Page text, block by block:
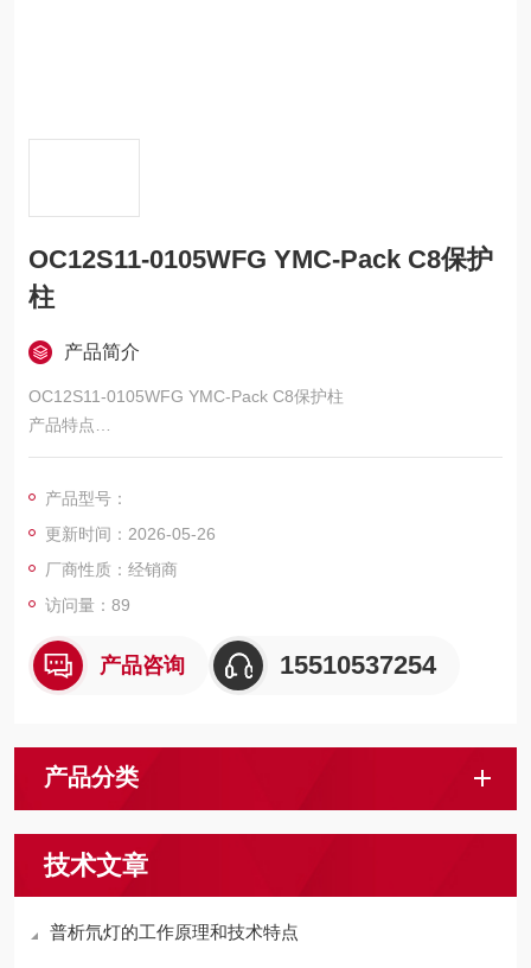
OC12S11-0105WFG YMC-Pack C8保护
柱
产品简介
OC12S11-0105WFG YMC-Pack C8保护柱
产品特点
1. 固定相的疏水性低于ODS柱。
产品型号：
更新时间：2026-05-26
厂商性质：经销商
访问量：89
产品咨询 15510537254
产品分类
技术文章
普析氘灯的工作原理和技术特点